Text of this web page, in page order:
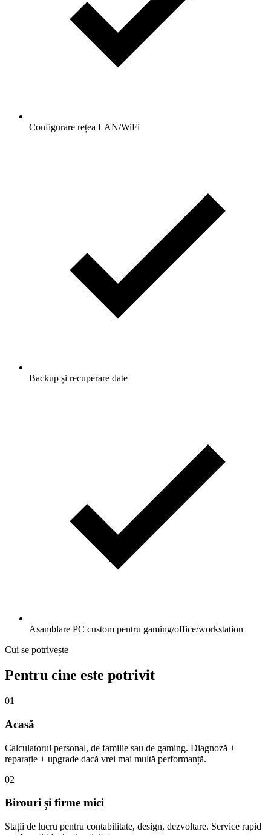
Configurare rețea LAN/WiFi
Backup și recuperare date
Asamblare PC custom pentru gaming/office/workstation
Cui se potrivește
Pentru cine este potrivit
01
Acasă
Calculatorul personal, de familie sau de gaming. Diagnoză +
reparație + upgrade dacă vrei mai multă performanță.
02
Birouri și firme mici
Stații de lucru pentru contabilitate, design, dezvoltare. Service rapid